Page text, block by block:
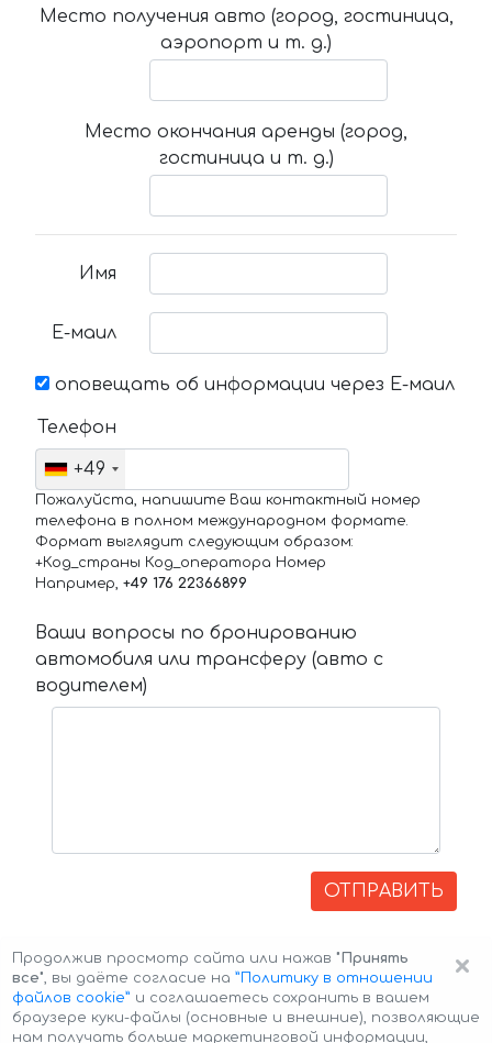
Место получения авто (город, гостиница,
аэропорт и т. д.)
Место окончания аренды (город,
гостиница и т. д.)
Имя
Е-маил
оповещать об информации через Е-маил
Телефон
+49
Пожалуйста, напишите Ваш контактный номер
телефона в полном международном формате.
Формат выглядит следующим образом:
+Код_страны Код_оператора Номер
Например, +49 176 22366899
Ваши вопросы по бронированию
автомобиля или трансферу (авто с
водителем)
ОТПРАВИТЬ
×
Продолжив просмотр сайта или нажав "Принять
все", вы даёте согласие на ”Политику в отношении
файлов cookie” и соглашаетесь сохранить в вашем
браузере куки-файлы (основные и внешние), позволяющие
нам получать больше маркетинговой информации,